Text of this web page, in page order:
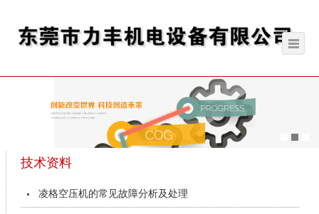
技术资料
凌格空压机的常见故障分析及处理